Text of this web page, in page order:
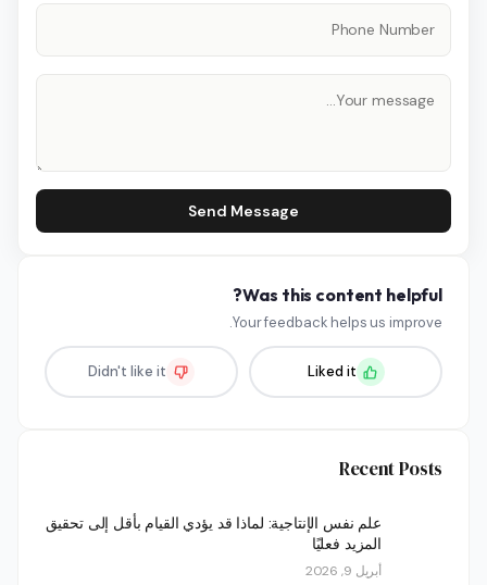
Send Message
Was this content helpful?
Your feedback helps us improve.
Liked it
Didn't like it
Recent Posts
علم نفس الإنتاجية: لماذا قد يؤدي القيام بأقل إلى تحقيق
المزيد فعليًا
أبريل 9, 2026